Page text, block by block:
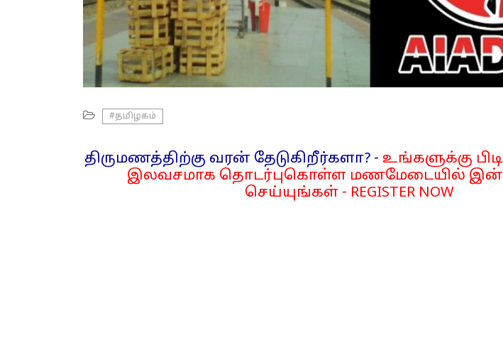
#தமிழகம்
திருமணத்திற்கு வரன் தேடுகிறீர்களா? - உங்களுக்கு
இலவசமாக தொடர்புகொள்ள மணமேடையில்
செய்யுங்கள் - REGISTER NOW